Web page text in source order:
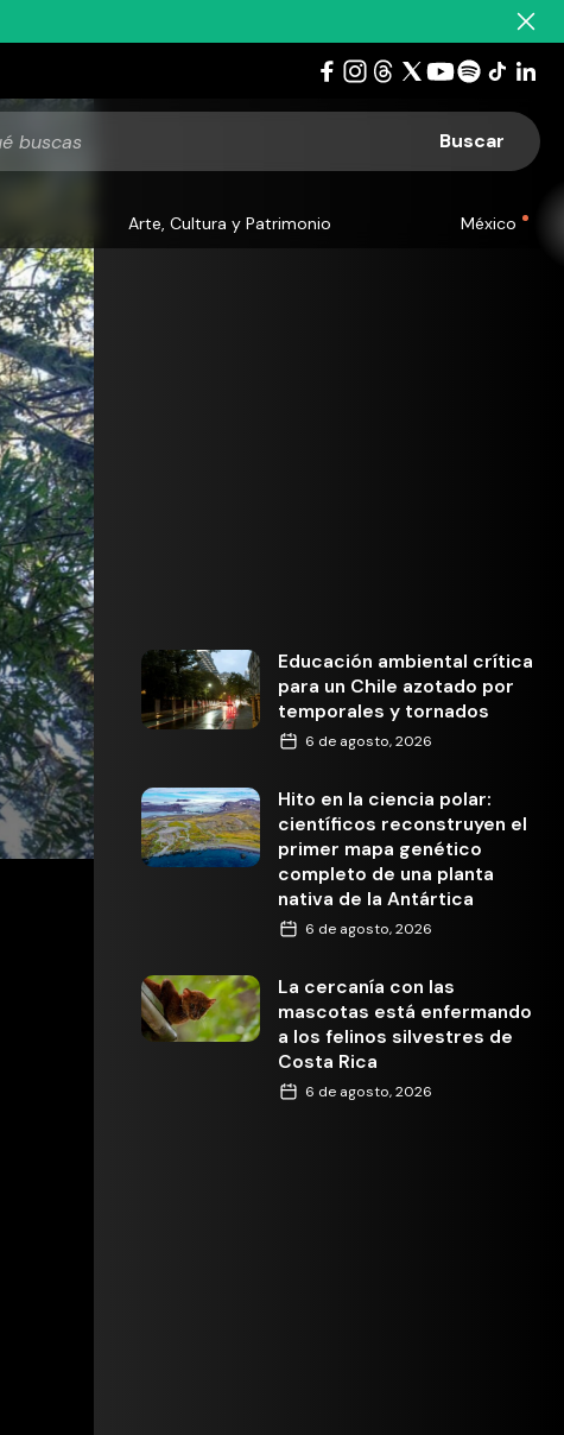
Arte, Cultura y Patrimonio México
Educación ambiental crítica
para un Chile azotado por
temporales y tornados
6 de agosto, 2026
Hito en la ciencia polar:
científicos reconstruyen el
primer mapa genético
completo de una planta
nativa de la Antártica
6 de agosto, 2026
La cercanía con las
mascotas está enfermando
a los felinos silvestres de
Costa Rica
6 de agosto, 2026